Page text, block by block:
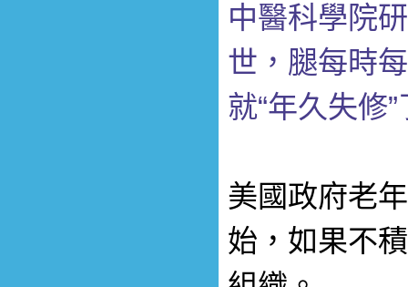
中醫科學院
世，腿每時
就“年久失修
美國政府老
始，如果不